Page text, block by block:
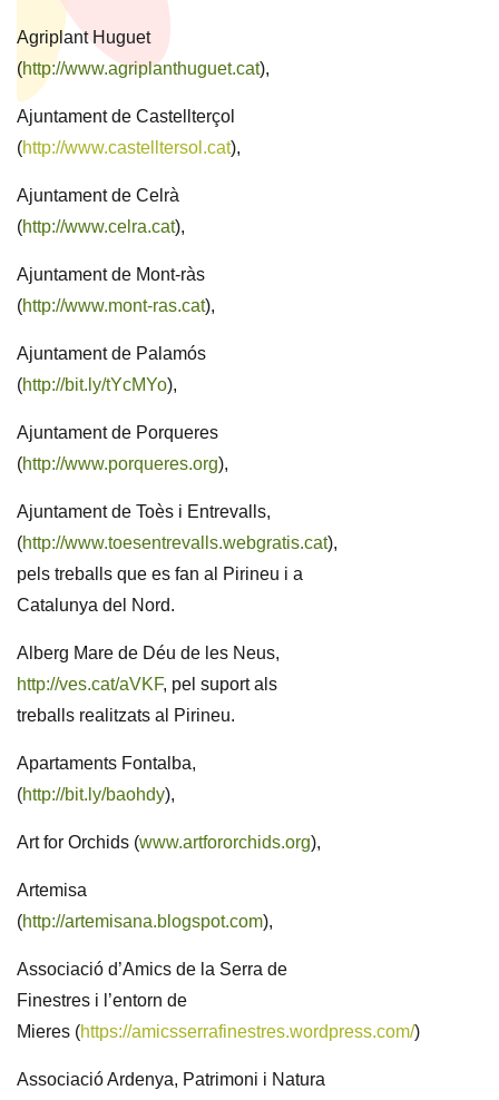
Agriplant Huguet
(http://www.agriplanthuguet.cat),
Ajuntament de Castellterçol
(http://www.castelltersol.cat),
Ajuntament de Celrà
(http://www.celra.cat),
Ajuntament de Mont-ràs
(http://www.mont-ras.cat),
Ajuntament de Palamós
(http://bit.ly/tYcMYo),
Ajuntament de Porqueres
(http://www.porqueres.org),
Ajuntament de Toès i Entrevalls,
(http://www.toesentrevalls.webgratis.cat),
pels treballs que es fan al Pirineu i a
Catalunya del Nord.
Alberg Mare de Déu de les Neus,
http://ves.cat/aVKF, pel suport als
treballs realitzats al Pirineu.
Apartaments Fontalba,
(http://bit.ly/baohdy),
Art for Orchids (www.artfororchids.org),
Artemisa
(http://artemisana.blogspot.com),
Associació d’Amics de la Serra de
Finestres i l’entorn de
Mieres (https://amicsserrafinestres.wordpress.com/)
Associació Ardenya, Patrimoni i Natura